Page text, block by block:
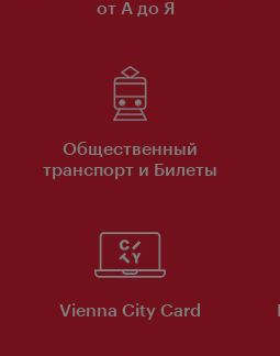
от А до Я
Общественный
транспорт и Билеты
Vienna City Card